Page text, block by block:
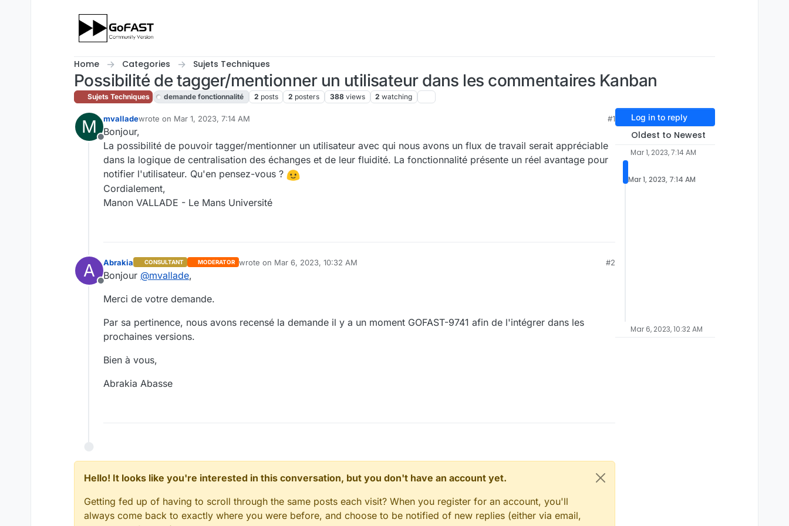
Home Categories Sujets Techniques
Possibilité de tagger/mentionner un utilisateur dans les commentaires Kanban
Sujets Techniques demande fonctionnalité 2 posts 2 posters 388 views 2 watching
M
Offline
mvalladewrote on Mar 1, 2023, 7:14 AM
last edited by cpotterMay 15, 2023, 9:50 AM
#1
Bonjour,
La possibilité de pouvoir tagger/mentionner un utilisateur avec qui nous avons un flux de travail serait appréciable
dans la logique de centralisation des échanges et de leur fluidité. La fonctionnalité présente un réel avantage pour
notifier l'utilisateur. Qu'en pensez-vous ?
Cordialement,
Manon VALLADE - Le Mans Université
A
Offline
Abrakia CONSULTANT MODERATOR wrote on Mar 6, 2023, 10:32 AM
last edited by
#2
Bonjour @mvallade,
Merci de votre demande.
Par sa pertinence, nous avons recensé la demande il y a un moment GOFAST-9741 afin de l'intégrer dans les
prochaines versions.
Bien à vous,
Abrakia Abasse
Hello! It looks like you're interested in this conversation, but you don't have an account yet.
Getting fed up of having to scroll through the same posts each visit? When you register for an account, you'll
always come back to exactly where you were before, and choose to be notified of new replies (either via email,
Log in to reply
Oldest to Newest
Mar 1, 2023, 7:14 AM
Mar 1, 2023, 7:14 AM
Mar 6, 2023, 10:32 AM